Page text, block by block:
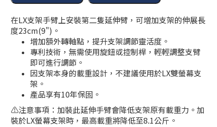
在LX支架手臂上安裝第二隻延伸臂，可增加支架的伸展長
度23cm(9")。
增加額外轉軸點，提升支架調節靈活度。
專利技術，無需使用旋鈕或控制桿，輕輕調整支臂
即可進行調節。
因支架本身的載重設計，不建議使用於LX雙螢幕支
架。
產品享有10年保固。
⚠️注意事項：加裝此延伸手臂會降低支架原有載重力。加
裝於LX螢幕支架時，最高載重將降低至8.1公斤。